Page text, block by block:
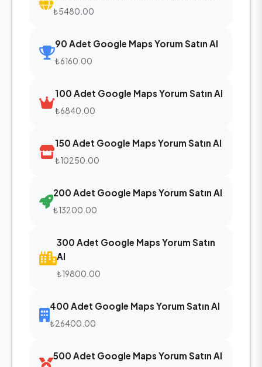
₺5480.00
90 Adet Google Maps Yorum Satın Al
₺6160.00
100 Adet Google Maps Yorum Satın Al
₺6840.00
150 Adet Google Maps Yorum Satın Al
₺10250.00
200 Adet Google Maps Yorum Satın Al
₺13200.00
300 Adet Google Maps Yorum Satın
Al
₺19800.00
400 Adet Google Maps Yorum Satın Al
₺26400.00
500 Adet Google Maps Yorum Satın Al